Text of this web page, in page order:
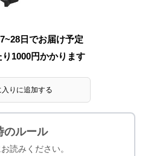
日でお届け予定
1000円かかります
入りに追加する
のルール
読みください。